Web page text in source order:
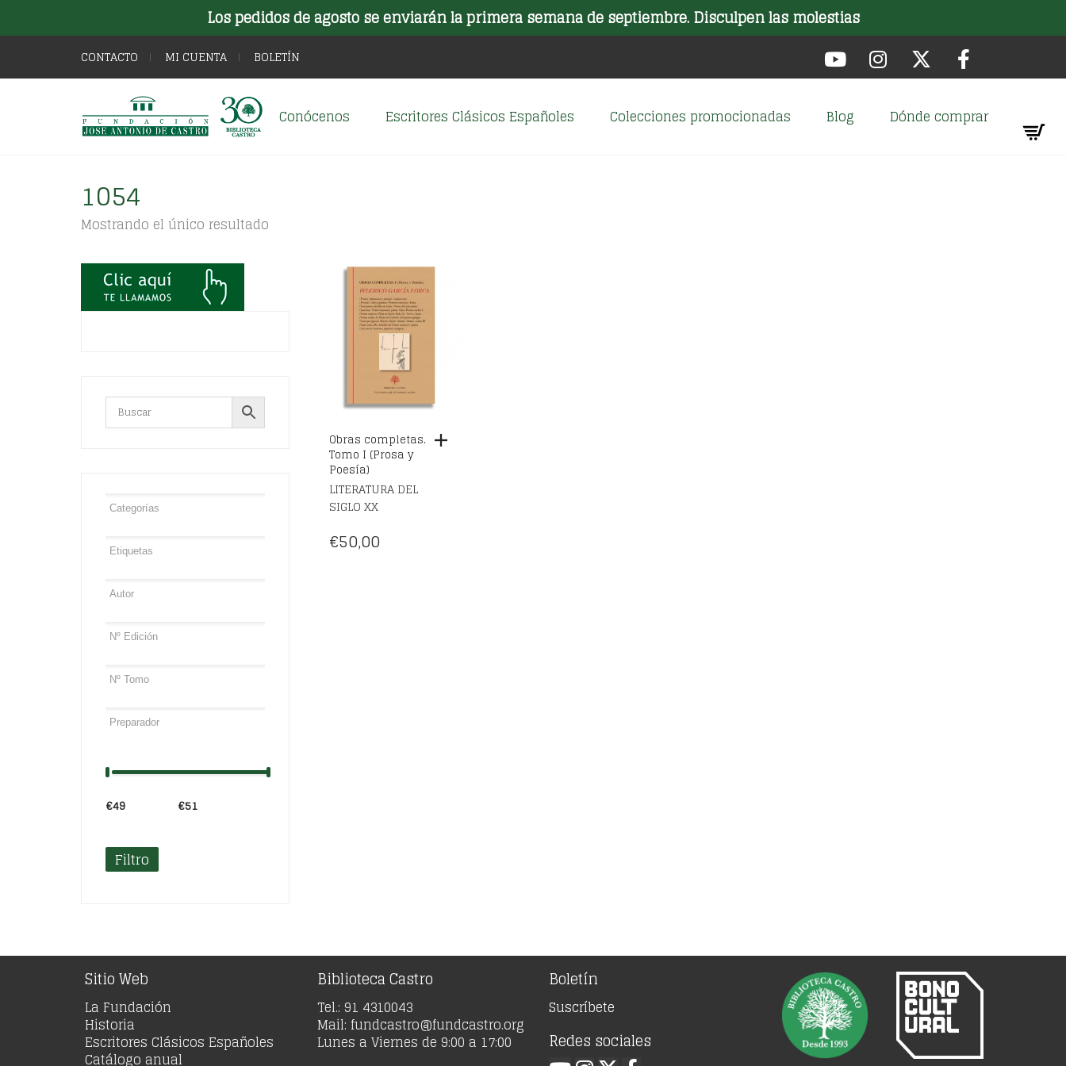
Los pedidos de agosto se enviarán la primera semana de septiembre. Disculpen las molestias
CONTACTO MI CUENTA BOLETÍN
Conócenos Escritores Clásicos Españoles Colecciones promocionadas Blog Dónde comprar
1054
Mostrando el único resultado
Obras completas.
Tomo I (Prosa y
Poesía)
LITERATURA DEL
SIGLO XX
€50,00
€49 €51
Filtro
Sitio Web
La Fundación
Historia
Escritores Clásicos Españoles
Catálogo anual
Biblioteca Castro
Tel.: 91 4310043
Mail: fundcastro@fundcastro.org
Lunes a Viernes de 9:00 a 17:00
Boletín
Suscríbete
Redes sociales